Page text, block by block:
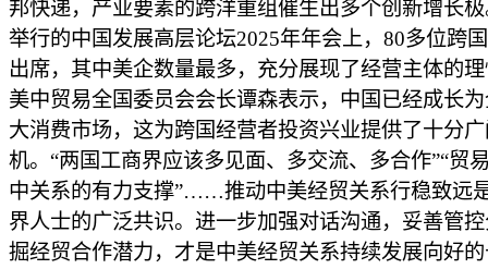
邦快递，产业要素的跨洋重组催生出多个创新增长
举行的中国发展高层论坛2025年年会上，80多位跨
出席，其中美企数量最多，充分展现了经营主体的
美中贸易全国委员会会长谭森表示，中国已经成长
大消费市场，这为跨国经营者投资兴业提供了十分
机。“两国工商界应该多见面、多交流、多合作”“贸
中关系的有力支撑”……推动中美经贸关系行稳致远
界人士的广泛共识。进一步加强对话沟通，妥善管
掘经贸合作潜力，才是中美经贸关系持续发展向好